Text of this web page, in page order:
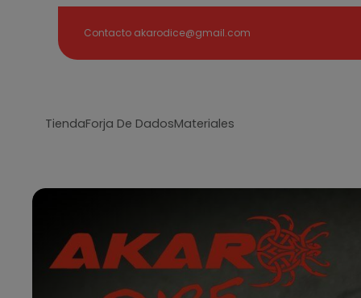
Contacto akarodice@gmail.com
TiendaForja De DadosMateriales
Search